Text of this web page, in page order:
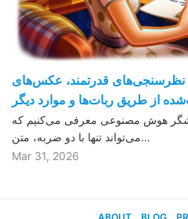
قدرتمند، عکس‌های
از طریق ربات‌ها و موارد دیگر
هوش مصنوعی معرفی می‌کنیم که
می‌تواند تنها با دو ضربه، متن…
Mar 31, 2026